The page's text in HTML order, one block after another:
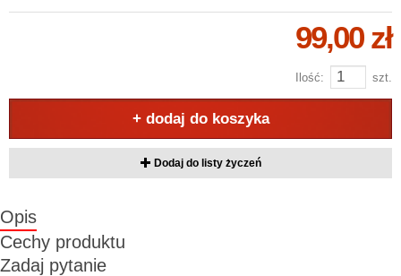
99,00 zł
Ilość: szt.
+ dodaj do koszyka
Dodaj do listy życzeń
Opis
Cechy produktu
Zadaj pytanie